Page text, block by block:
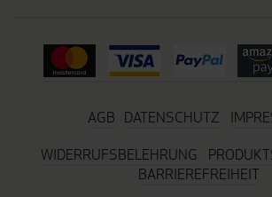
AGB DATENSCHUTZ
WIDERRUFSBELEHRUNG
BARRIEREFREIHEIT